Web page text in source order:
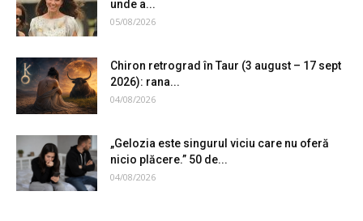
unde a...
05/08/2026
Chiron retrograd în Taur (3 august – 17 sept
2026): rana...
04/08/2026
„Gelozia este singurul viciu care nu oferă
nicio plăcere.” 50 de...
04/08/2026